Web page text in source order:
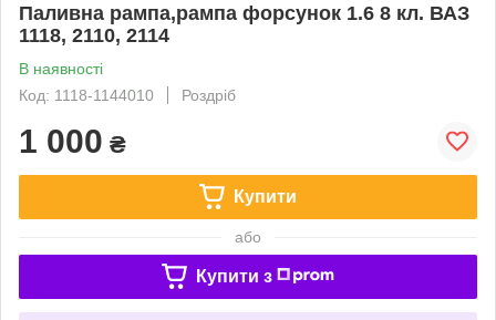
Паливна рампа,рампа форсунок 1.6 8 кл. ВАЗ
1118, 2110, 2114
В наявності
Код: 1118-1144010
Роздріб
1 000 ₴
Купити
або
Купити з